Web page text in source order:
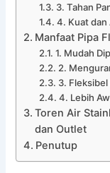
3. Tahan
4. Kuat dan
Manfaat Pipa
1. Mudah
2.
3.
4. Lebih
Toren Air
dan Outlet
Penutup